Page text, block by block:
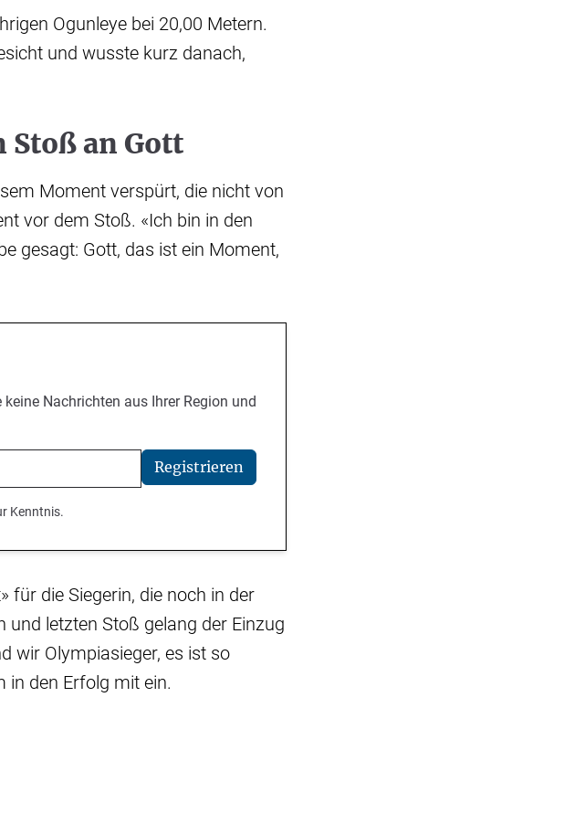
Ogunleye bei 20,00 Metern.
und wusste kurz danach,
Stoß an Gott
Moment verspürt, die nicht von
vor dem Stoß. «Ich bin in den
gesagt: Gott, das ist ein Moment,
Nachrichten aus Ihrer Region und
Registrieren
Kenntnis.
für die Siegerin, die noch in der
letzten Stoß gelang der Einzug
wir Olympiasieger, es ist so
in den Erfolg mit ein.